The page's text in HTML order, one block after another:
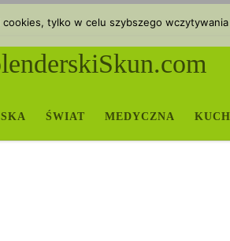
ŚWIAT MEDYCZNA
tylko w celu szybszego